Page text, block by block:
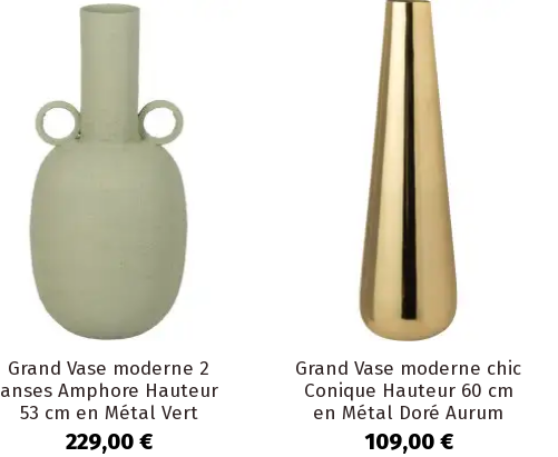
Grand Vase moderne 2
anses Amphore Hauteur
53 cm en Métal Vert
Sauge Falces
229,00 €
Grand Vase moderne chic
Conique Hauteur 60 cm
en Métal Doré Aurum
109,00 €